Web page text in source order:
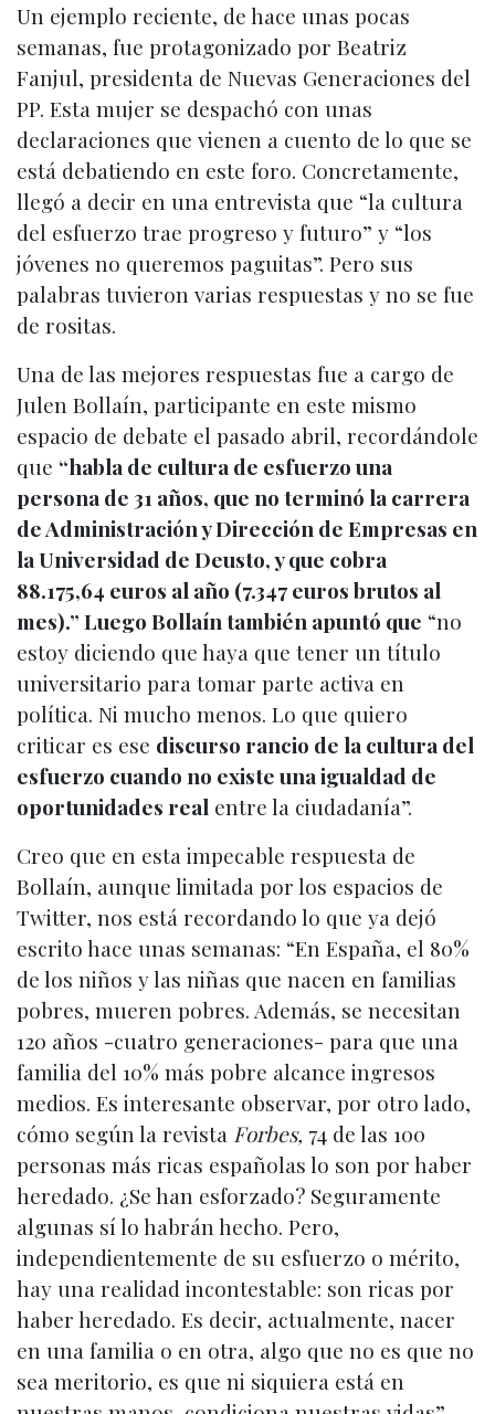
Un ejemplo reciente, de hace unas pocas
semanas, fue protagonizado por Beatriz
Fanjul, presidenta de Nuevas Generaciones del
PP. Esta mujer se despachó con unas
declaraciones que vienen a cuento de lo que se
está debatiendo en este foro. Concretamente,
llegó a decir en una entrevista que “la cultura
del esfuerzo trae progreso y futuro” y “los
jóvenes no queremos paguitas”. Pero sus
palabras tuvieron varias respuestas y no se fue
de rositas.
Una de las mejores respuestas fue a cargo de
Julen Bollaín, participante en este mismo
espacio de debate el pasado abril, recordándole
que “habla de cultura de esfuerzo una
persona de 31 años, que no terminó la carrera
de Administración y Dirección de Empresas en
la Universidad de Deusto, y que cobra
88.175,64 euros al año (7.347 euros brutos al
mes).” Luego Bollaín también apuntó que “no
estoy diciendo que haya que tener un título
universitario para tomar parte activa en
política. Ni mucho menos. Lo que quiero
criticar es ese discurso rancio de la cultura del
esfuerzo cuando no existe una igualdad de
oportunidades real entre la ciudadanía”.
Creo que en esta impecable respuesta de
Bollaín, aunque limitada por los espacios de
Twitter, nos está recordando lo que ya dejó
escrito hace unas semanas: “En España, el 80%
de los niños y las niñas que nacen en familias
pobres, mueren pobres. Además, se necesitan
120 años -cuatro generaciones- para que una
familia del 10% más pobre alcance ingresos
medios. Es interesante observar, por otro lado,
cómo según la revista Forbes, 74 de las 100
personas más ricas españolas lo son por haber
heredado. ¿Se han esforzado? Seguramente
algunas sí lo habrán hecho. Pero,
independientemente de su esfuerzo o mérito,
hay una realidad incontestable: son ricas por
haber heredado. Es decir, actualmente, nacer
en una familia o en otra, algo que no es que no
sea meritorio, es que ni siquiera está en